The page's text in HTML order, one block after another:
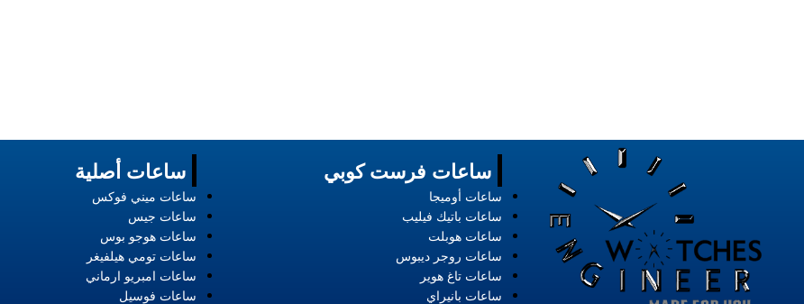
ساعات أصلية
ساعات ميني فوكس
ساعات جيس
ساعات هوجو بوس
ساعات تومي هيلفيغر
ساعات امبريو ارماني
ساعات فوسيل
ساعات فرست كوبي
ساعات أوميجا
ساعات باتيك فيليب
ساعات هوبلت
ساعات روجر ديبوس
ساعات تاغ هوير
ساعات بانيراي